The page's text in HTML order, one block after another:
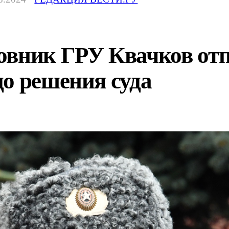
ГРУ Квачков
решения суда